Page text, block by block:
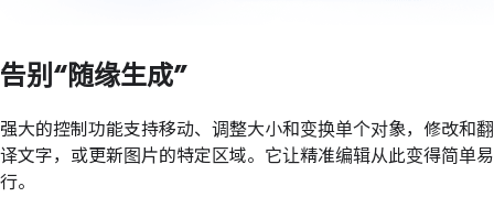
告别“随缘生成”
强大的控制功能支持移动、调整大小和变换单个对象，修改和翻
译文字，或更新图片的特定区域。它让精准编辑从此变得简单易
行。